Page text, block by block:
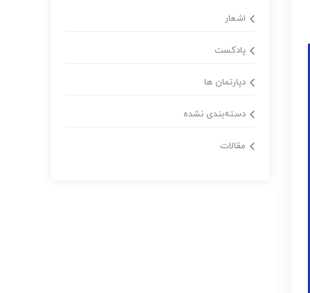
اشعار
پادکست
دپارتمان ها
دسته‌بندی نشده
مقالات